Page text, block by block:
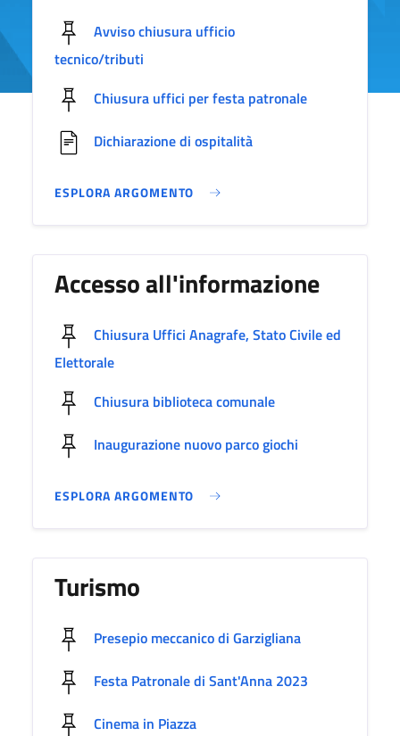
Avviso chiusura ufficio
tecnico/tributi
Chiusura uffici per festa patronale
Dichiarazione di ospitalità
ESPLORA ARGOMENTO
Accesso all'informazione
Chiusura Uffici Anagrafe, Stato Civile ed
Elettorale
Chiusura biblioteca comunale
Inaugurazione nuovo parco giochi
ESPLORA ARGOMENTO
Turismo
Presepio meccanico di Garzigliana
Festa Patronale di Sant'Anna 2023
Cinema in Piazza